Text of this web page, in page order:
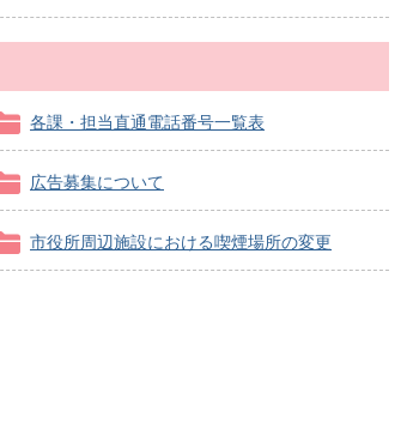
各課・担当直通電話番号一覧表
広告募集について
市役所周辺施設における喫煙場所の変更